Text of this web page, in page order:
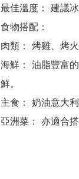
最佳溫度： 建議冰
食物搭配：
肉類： 烤雞、烤
海鮮： 油脂豐富
鮮。
主食： 奶油意大
亞洲菜： 亦適合